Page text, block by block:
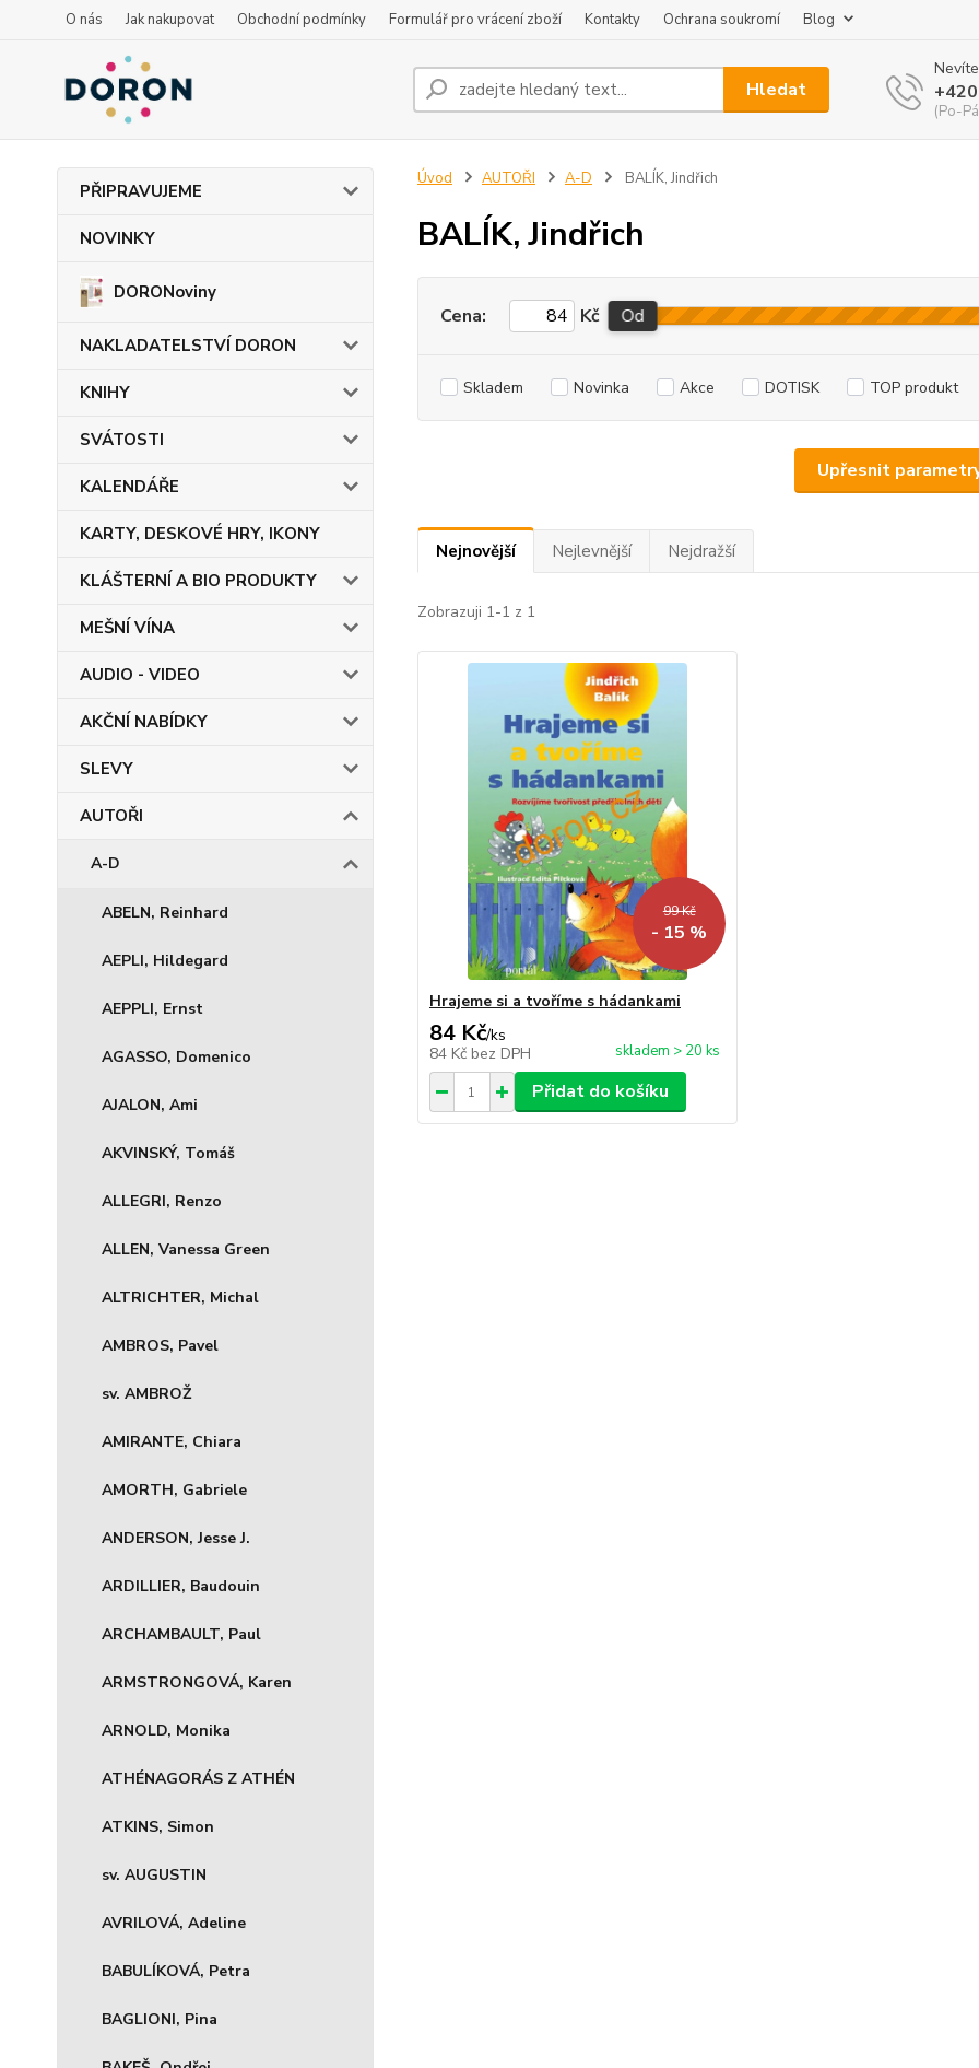
O nás Jak nakupovat Obchodní podmínky Formulář pro vrácení zboží Kontakty Ochrana soukromí Blog
Hledat
(Po-
PŘIPRAVUJEME
NOVINKY
DORONoviny
NAKLADATELSTVÍ DORON
KNIHY
SVÁTOSTI
KALENDÁŘE
KARTY, DESKOVÉ HRY, IKONY
KLÁŠTERNÍ A BIO PRODUKTY
MEŠNÍ VÍNA
AUDIO - VIDEO
AKČNÍ NABÍDKY
SLEVY
AUTOŘI
A-D
ABELN, Reinhard
AEPLI, Hildegard
AEPPLI, Ernst
AGASSO, Domenico
AJALON, Ami
AKVINSKÝ, Tomáš
ALLEGRI, Renzo
ALLEN, Vanessa Green
ALTRICHTER, Michal
AMBROS, Pavel
sv. AMBROŽ
AMIRANTE, Chiara
AMORTH, Gabriele
ANDERSON, Jesse J.
ARDILLIER, Baudouin
ARCHAMBAULT, Paul
ARMSTRONGOVÁ, Karen
ARNOLD, Monika
ATHÉNAGORÁS Z ATHÉN
ATKINS, Simon
sv. AUGUSTIN
AVRILOVÁ, Adeline
BABULÍKOVÁ, Petra
BAGLIONI, Pina
Úvod AUTOŘI A-D BALÍK, Jindřich
BALÍK, Jindřich
Upřesnit
Cena: Kč Od
Skladem Novinka Akce DOTISK TOP produkt
Nejnovější Nejlevnější Nejdražší
Zobrazuji 1-1 z 1
99 Kč
- 15 %
Hrajeme si a tvoříme s hádankami
84 Kč/ks
84 Kč bez DPH skladem > 20 ks
Přidat do košíku